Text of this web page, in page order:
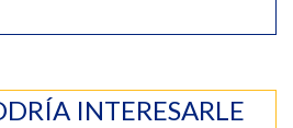
INTERESARLE